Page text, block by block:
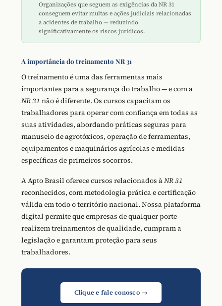
Organizações que seguem as exigências da NR 31
conseguem evitar multas e ações judiciais relacionadas
a acidentes de trabalho — reduzindo
significativamente os riscos jurídicos.
A importância do treinamento NR 31
O treinamento é uma das ferramentas mais
importantes para a segurança do trabalho — e com a
NR 31 não é diferente. Os cursos capacitam os
trabalhadores para operar com confiança em todas as
suas atividades, abordando práticas seguras para
manuseio de agrotóxicos, operação de ferramentas,
equipamentos e maquinários agrícolas e medidas
específicas de primeiros socorros.
A Apto Brasil oferece cursos relacionados àNR 31
reconhecidos, com metodologia prática e certificação
válida em todo o território nacional. Nossa plataforma
digital permite que empresas de qualquer porte
realizem treinamentos de qualidade, cumpram a
legislação e garantam proteção para seus
trabalhadores.
Clique e fale conosco →